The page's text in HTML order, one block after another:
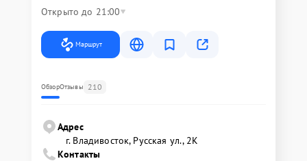
Открыто до 21:00
Маршрут
ОбзорОтзывы 210
Адрес
г. Владивосток, Русская ул., 2К
Контакты